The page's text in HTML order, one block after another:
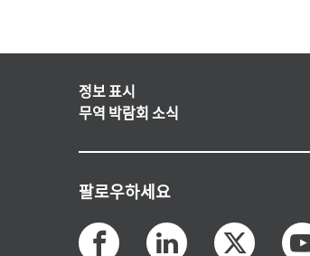
정보 표시
무역 박람회 소식
팔로우하세요